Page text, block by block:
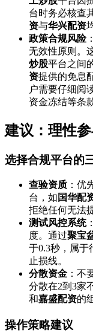
台时务必核查
资与华兴配资
政策合规风险
无效性原则。
炒股平台之间
资提供的免息
户需要仔细阅
资金冻结等条
建议：理性
选择合规平台的
查验资质 ：优
台，如 国华配
拒绝任何无法
测试风控系统
度。通过聚宝
于0.3秒，属于
止损线。
分散资金 ：不
分散在2到3家
和嘉盛配资的
操作策略建议